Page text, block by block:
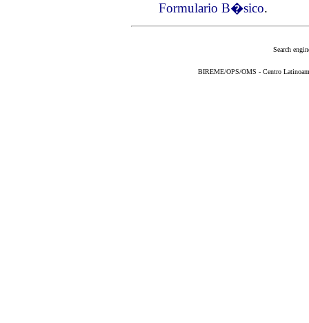
Formulario B�sico.
Search
BIREME/OPS/OMS - Centro